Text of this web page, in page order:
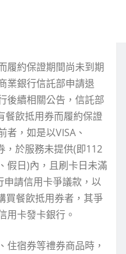
履約保證期間尚未到期
業銀行信託部申請退
後續相關公告，信託部
餐飲抵用券而履約保證
，如是以VISA、
，於服務未提供(即112
假日)內，且刷卡日未滿
請信用卡爭議款，以
買餐飲抵用券者，其爭
用卡發卡銀行。
住宿券等禮券商品時，